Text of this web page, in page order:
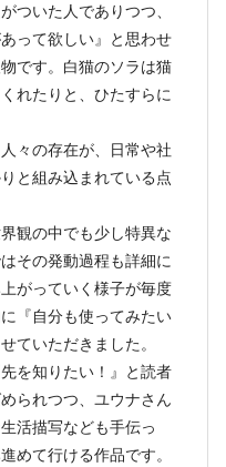
ついた人でありつつ、
って欲しい』と思わせ
です。白猫のソラは猫
れたりと、ひたすらに
々の存在が、日常や社
と組み込まれている点
観の中でも少し特異な
その発動過程も詳細に
がっていく様子が毎度
『自分も使ってみたい
ていただきました。
を知りたい！』と読者
られつつ、ユウナさん
活描写なども手伝っ
めて行ける作品です。